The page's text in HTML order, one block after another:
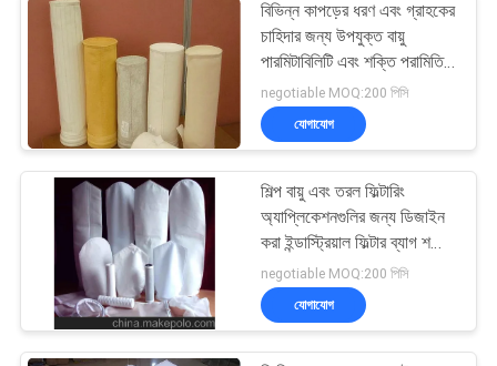
বিভিন্ন কাপড়ের ধরণ এবং গ্রাহকের
চাহিদার জন্য উপযুক্ত বায়ু
পারমিটাবিলিটি এবং শক্তি পরামিতি
সহ শিল্প ফিল্টার ব্যাগ
negotiable MOQ:200 পিসি
যোগাযোগ
শিল্প বায়ু এবং তরল ফিল্টারিং
অ্যাপ্লিকেশনগুলির জন্য ডিজাইন
করা ইন্ডাস্ট্রিয়াল ফিল্টার ব্যাগ শক্তি
এবং কনফিগারযোগ্য কোলার
বিকল্পগুলির সাথে
negotiable MOQ:200 পিসি
যোগাযোগ